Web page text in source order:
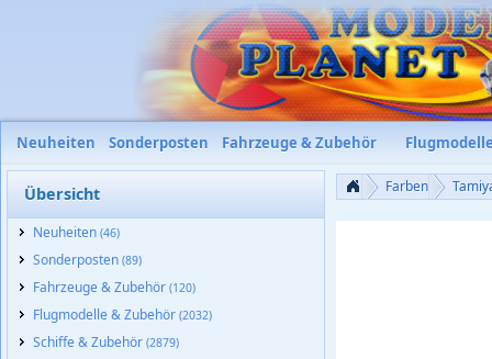
Neuheiten Sonderposten Fahrzeuge & Zubehör
Übersicht
Neuheiten (46)
Sonderposten (89)
Fahrzeuge & Zubehör (120)
Flugmodelle & Zubehör (2032)
Schiffe & Zubehör (2879)
Farben